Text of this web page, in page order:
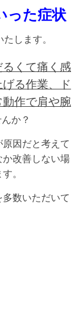
った症状
します。
くて痛く感
る作業、ド
作で肩や腕
か？
因だと考えて
改善しない場
。
数いただいて